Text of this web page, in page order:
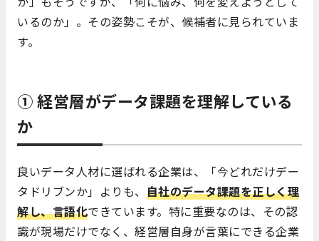
いるのか」。その姿勢こそが、候補者に見られていま
す。
① 経営層がデータ課題を理解している
か
良いデータ人材に選ばれる企業は、「今どれだけデー
タドリブンか」よりも、 自社のデータ課題を正しく理
解し、言語化できています。特に重要なのは、その認
識が現場だけでなく、経営層自身が言葉にできる企業